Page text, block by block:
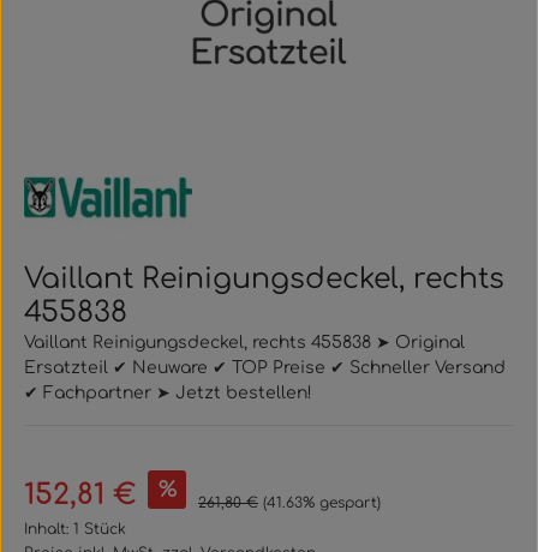
Vaillant Reinigungsdeckel, rechts
455838
Vaillant Reinigungsdeckel, rechts 455838 ➤ Original
Ersatzteil ✔ Neuware ✔ TOP Preise ✔ Schneller Versand
✔ Fachpartner ➤ Jetzt bestellen!
Verkaufspreis:
152,81 € % Regulärer Preis:
261,80 € (41.63% gespart)
Inhalt: 1 Stück